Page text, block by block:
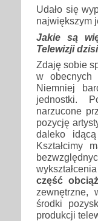
Udało się
największym
Jakie są
Telewizji
Zdaję sobie
w obecnych
Niemniej
jednostki.
narzucone
pozycję
daleko
Kształcimy
część
zewnętrzne,
środki
produkcji